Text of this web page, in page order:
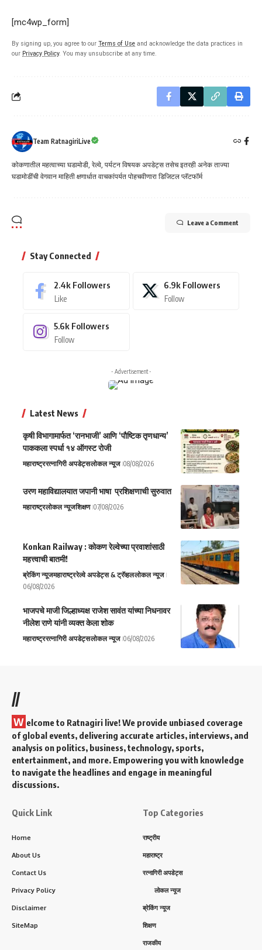
[mc4wp_form]
By signing up, you agree to our Terms of Use and acknowledge the data practices in
our Privacy Policy. You may unsubscribe at any time.
Team RatnagiriLive
कोकणातील महत्वाच्या घडामोडी, रेल्वे, पर्यटन विषयक अपडेट्स तसेच इतरही अनेक ताज्या
घडामोडींची वेगवान माहिती क्षणार्धात वाचकांपर्यत पोहचवीणारा डिजिटल प्लॅटफॉर्म
Leave a Comment
Stay Connected
2.4k Followers
Like
6.9k Followers
Follow
5.6k Followers
Follow
- Advertisement -
Latest News
कृषी विभागामार्फत ‘रानभाजी’ आणि ‘पौष्टिक तृणधान्य’
पाककला स्पर्धा १४ ऑगस्ट रोजी
महाराष्ट्ररत्नागिरी अपडेट्सलोकल न्यूज 08/08/2026
उरण महाविद्यालयात जपानी भाषा प्रशिक्षणाची सुरुवात
महाराष्ट्रलोकल न्यूजशिक्षण 07/08/2026
Konkan Railway : कोकण रेल्वेच्या प्रवाशांसाठी
महत्त्वाची बातमी!
ब्रेकिंग न्यूजमहाराष्ट्ररेल्वे अपडेट्स & ट्रॅव्हललोकल न्यूज
06/08/2026
भाजपचे माजी जिल्हाध्यक्ष राजेश सावंत यांच्या निधनावर
नीलेश राणे यांनी व्यक्त केला शोक
महाराष्ट्ररत्नागिरी अपडेट्सलोकल न्यूज 06/08/2026
//
W elcome to Ratnagiri live! We provide unbiased coverage
of global events, delivering accurate articles, interviews, and
analysis on politics, business, technology, sports,
entertainment, and more. Empowering you with knowledge
to navigate the headlines and engage in meaningful
discussions.
Quick Link
Home
About Us
Contact Us
Privacy Policy
Disclaimer
SiteMap
Top Categories
राष्ट्रीय
महाराष्ट्र
रत्नागिरी अपडेट्स
लोकल न्यूज
ब्रेकिंग न्यूज
शिक्षण
राजकीय